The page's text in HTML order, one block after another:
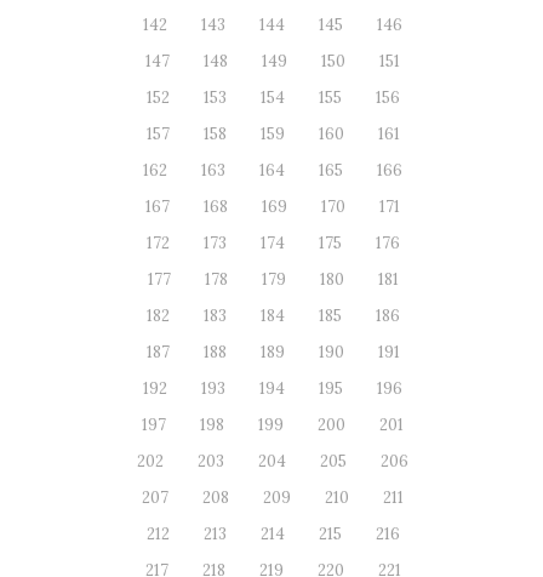
142
143 144 145
146
147
148 149 150
151
152
153 154 155
156
157
158 159 160
161
162
163 164 165
166
167
168 169 170
171
172
173 174 175
176
177
178 179 180
181
182
183 184 185
186
187
188 189 190
191
192
193 194 195
196
197
198 199 200
201
202
203 204 205
206
207
208 209 210
211
212
213 214 215
216
217
218 219 220
221